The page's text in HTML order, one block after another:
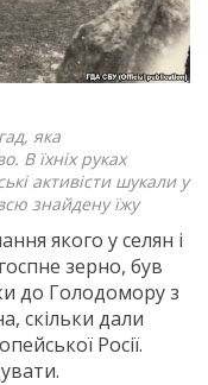
яка
В їхніх руках
активісти шукали у
знайдену їжу
якого у селян і
зерно, був
до Голодомору з
скільки дали
Росії.